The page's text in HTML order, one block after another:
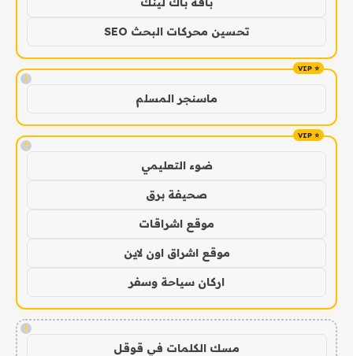
تحسين محركات البحث SEO
!
ماسنجر المسلم
!
ضوء التعليمي
صحيفة برق
موقع اشراقات
موقع اشراق اون لاين
اركان سياحة وسفر
!
مسك الكلمات في قوقل